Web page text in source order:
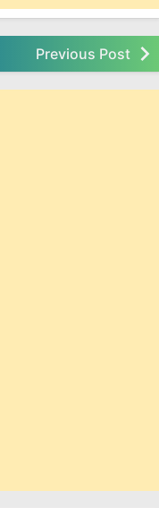
Previous Post